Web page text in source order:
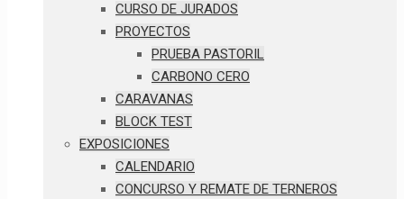
CURSO DE JURADOS
PROYECTOS
PRUEBA PASTORIL
CARBONO CERO
CARAVANAS
BLOCK TEST
EXPOSICIONES
CALENDARIO
CONCURSO Y REMATE DE TERNEROS